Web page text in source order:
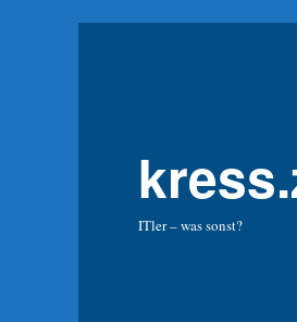
ITler – was sonst?